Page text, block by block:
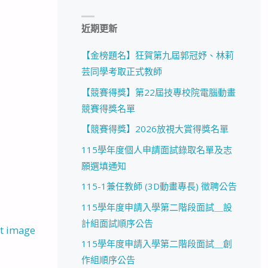
image
近期更新
【金榜題名】狂賀第九屆郭冠妤、林莉
芸同學考取正式教師
【競賽得獎】第22屆技專校院電腦動畫
競賽得獎名單
【競賽得獎】2026放視大賞得獎名單
115學年度個人申請面試錄取名單及志
願選填通知
115-1兼任教師 (3D動畫專長) 徵聘公告
115學年度申請入學第二階段面試＿設
計組面試順序公告
115學年度申請入學第二階段面試＿創
作組順序公告